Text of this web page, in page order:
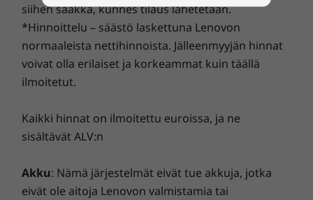
siihen saakka, kunnes tilaus lähetetään.
*Hinnoittelu – säästö laskettuna Lenovon
normaaleista nettihinnoista. Jälleenmyyjän hinnat
voivat olla erilaiset ja korkeammat kuin täällä
ilmoitetut.
Kaikki hinnat on ilmoitettu euroissa, ja ne
sisältävät ALV:n
Akku: Nämä järjestelmät eivät tue akkuja, jotka
eivät ole aitoja Lenovon valmistamia tai